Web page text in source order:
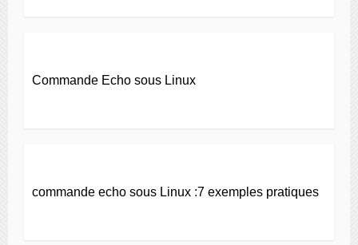
Commande Echo sous Linux
commande echo sous Linux :7 exemples pratiques